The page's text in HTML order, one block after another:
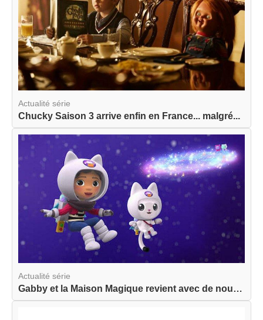
Actualité série
Chucky Saison 3 arrive enfin en France... malgré...
Actualité série
Gabby et la Maison Magique revient avec de nouve...